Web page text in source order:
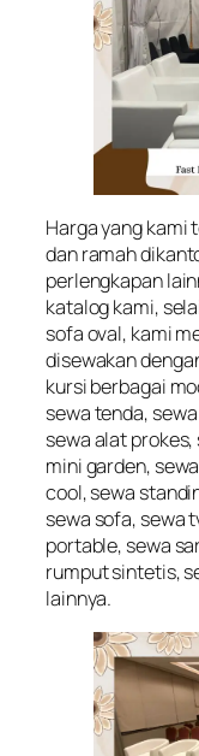
Harga yang kami
dan ramah
perlengkapan
katalog kami,
sofa oval, kami
disewakan
kursi berbagai
sewa tenda,
sewa alat
mini garden,
cool, sewa
sewa sofa, sewa
portable, sewa
rumput sintetis,
lainnya.